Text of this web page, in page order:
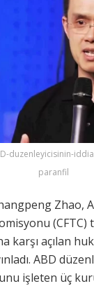
duzenleyicisinin-
paranfil
Zhao,
(CFTC)
karşı açılan
ABD
işleten üç